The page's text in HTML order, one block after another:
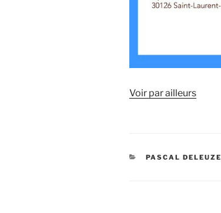
Voir par ailleurs
CATÉGORIES
PASCAL DELEUZE